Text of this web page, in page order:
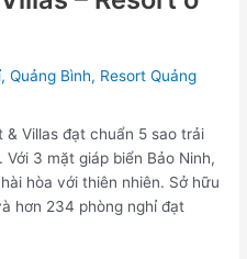
,Quảng Bình, Resort Quảng
& Villas đạt chuẩn 5 sao trải
3 mặt giáp biển Bảo Ninh,
hòa với thiên nhiên. Sở hữu
hơn 234 phòng nghỉ đạt